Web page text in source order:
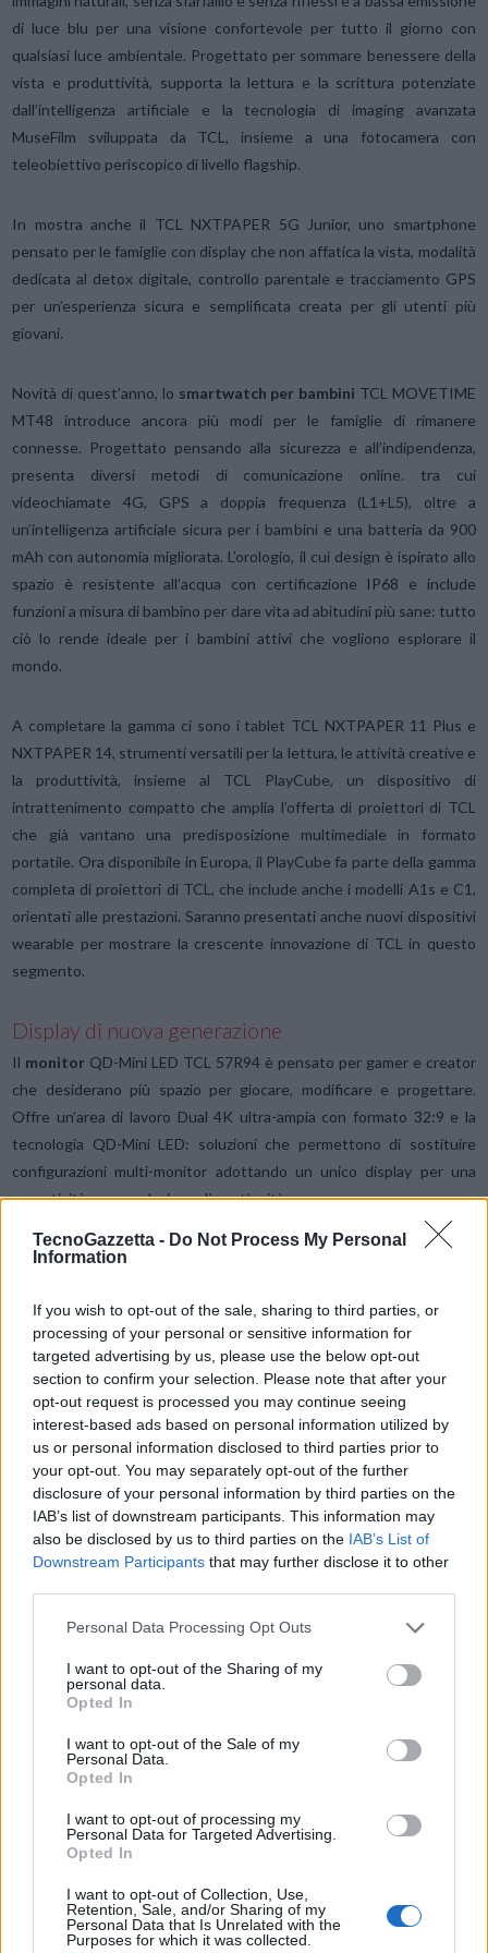
TecnoGazzetta - Do Not Process My Personal
Information
If you wish to opt-out of the sale, sharing to third parties, or
processing of your personal or sensitive information for
targeted advertising by us, please use the below opt-out
section to confirm your selection. Please note that after your
opt-out request is processed you may continue seeing
interest-based ads based on personal information utilized by
us or personal information disclosed to third parties prior to
your opt-out. You may separately opt-out of the further
disclosure of your personal information by third parties on the
IAB’s list of downstream participants. This information may
also be disclosed by us to third parties on the IAB’s List of
Downstream Participants that may further disclose it to other
Personal Data Processing Opt Outs
I want to opt-out of the Sharing of my
personal data.
Opted In
I want to opt-out of the Sale of my
Personal Data.
Opted In
I want to opt-out of processing my
Personal Data for Targeted Advertising.
Opted In
I want to opt-out of Collection, Use,
Retention, Sale, and/or Sharing of my
Personal Data that Is Unrelated with the
Purposes for which it was collected.
di luce blu per una visione confortevole per tutto il giorno con
qualsiasi luce ambientale. Progettato per sommare benessere della
vista e produttività, supporta la lettura e la scrittura potenziate
dall’intelligenza artificiale e la tecnologia di imaging avanzata
MuseFilm sviluppata da TCL, insieme a una fotocamera con
teleobiettivo periscopico di livello flagship.
In mostra anche il TCL NXTPAPER 5G Junior, uno smartphone
pensato per le famiglie con display che non affatica la vista, modalità
dedicata al detox digitale, controllo parentale e tracciamento GPS
per un’esperienza sicura e semplificata creata per gli utenti più
giovani.
Novità di quest’anno, lo smartwatch per bambini TCL MOVETIME
MT48 introduce ancora più modi per le famiglie di rimanere
connesse. Progettato pensando alla sicurezza e all’indipendenza,
presenta diversi metodi di comunicazione online. tra cui
videochiamate 4G, GPS a doppia frequenza (L1+L5), oltre a
un’intelligenza artificiale sicura per i bambini e una batteria da 900
mAh con autonomia migliorata. L’orologio, il cui design è ispirato allo
spazio è resistente all’acqua con certificazione IP68 e include
funzioni a misura di bambino per dare vita ad abitudini più sane: tutto
ciò lo rende ideale per i bambini attivi che vogliono esplorare il
mondo.
A completare la gamma ci sono i tablet TCL NXTPAPER 11 Plus e
NXTPAPER 14, strumenti versatili per la lettura, le attività creative e
la produttività, insieme al TCL PlayCube, un dispositivo di
intrattenimento compatto che amplia l’offerta di proiettori di TCL
che già vantano una predisposizione multimediale in formato
portatile. Ora disponibile in Europa, il PlayCube fa parte della gamma
completa di proiettori di TCL, che include anche i modelli A1s e C1,
orientati alle prestazioni. Saranno presentati anche nuovi dispositivi
wearable per mostrare la crescente innovazione di TCL in questo
segmento.
Display di nuova generazione
Il monitor QD-Mini LED TCL 57R94 è pensato per gamer e creator
che desiderano più spazio per giocare, modificare e progettare.
Offre un’area di lavoro Dual 4K ultra-ampia con formato 32:9 e la
tecnologia QD-Mini LED: soluzioni che permettono di sostituire
configurazioni multi-monitor adottando un unico display per una
operatività senza soluzione di continuità.
TCL 34R83Q Professional Monitor bilancia le immagini QD-Mini LED
designer, video editor e gamer uno schermo che si adatta dal lavoro
creativo più intenso all’intrattenimento immersivo.
TCL 27R83U Professional Monitor è perfetto per chi necessita di
una nitidezza 4K in un formato compatto, abbinando prestazioni
HDR a un lag ultra-basso e a frequenze di aggiornamento che
assicurano fluidità. È l’ideale per lavori di precisione del colore o
giochi competitivi.
Brillantezza audio-visiva
speaker TCL Z100 Wireless Free Soundpuò essere posizionato
ovunque senza subire le limitazioni dei cavi. Che tu stia guardando
che riempie l’intera stanza.
Dotato di Dolby Atmos FlexConnect, per un audio immersivo, e di
TCL Tutti Choral, per la riproduzione sincronizzata con i televisori
di picco di 860W, che ne guida le prestazioni, gestisce qualsiasi
audio: dai dialoghi più sussurrati alle colonne sonore esplosive,
Se stai cercando un modo semplice per elevare il tuo